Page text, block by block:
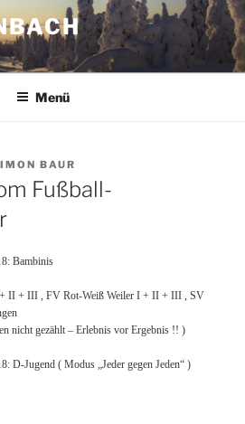
Menü
BAUR
Fußball-
Bambinis
+ II + III , FV Rot-Weiß Weiler I + II + III , SV
nicht gezählt – Erlebnis vor Ergebnis !! )
D-Jugend ( Modus „Jeder gegen Jeden“ )